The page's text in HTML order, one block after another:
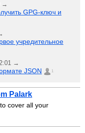
→
GPG-ключ и
учредительное
→
JSON 1
Palark
cover all your